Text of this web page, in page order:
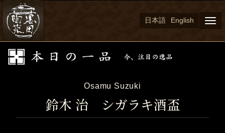
日本語 English
Osamu Suzuki
鈴木 治 シガラキ酒盃